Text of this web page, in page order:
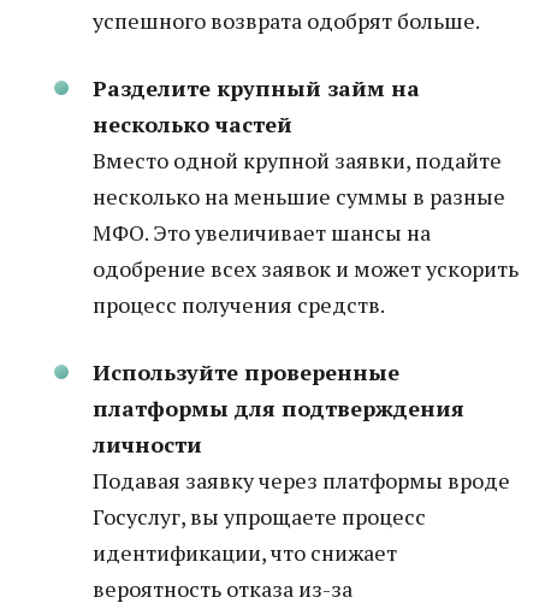
успешного возврата одобрят больше.
Разделите крупный займ на
несколько частей
Вместо одной крупной заявки, подайте
несколько на меньшие суммы в разные
МФО. Это увеличивает шансы на
одобрение всех заявок и может ускорить
процесс получения средств.
Используйте проверенные
платформы для подтверждения
личности
Подавая заявку через платформы вроде
Госуслуг, вы упрощаете процесс
идентификации, что снижает
вероятность отказа из-за